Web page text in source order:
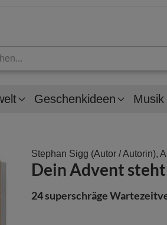
Geschenkideen Musik
Stephan Sigg (Autor / Autorin),
Dein Advent
24 superschräge